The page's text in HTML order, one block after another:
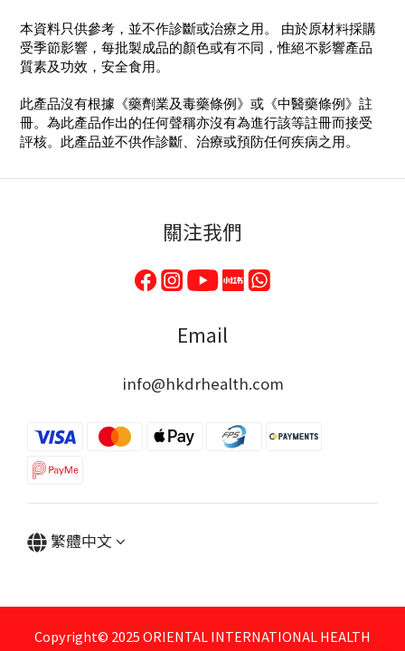
本資料只供參考，並不作診斷或治療之用。 由於原材料採購
受季節影響，每批製成品的顏色或有不同，惟絕不影響產品
質素及功效，安全食用。
此產品沒有根據《藥劑業及毒藥條例》或《中醫藥條例》註
冊。為此產品作出的任何聲稱亦沒有為進行該等註冊而接受
評核。此產品並不供作診斷、治療或預防任何疾病之用。
關注我們
Email
info@hkdrhealth.com
繁體中文
Copyright© 2025 ORIENTAL INTERNATIONAL HEALTH